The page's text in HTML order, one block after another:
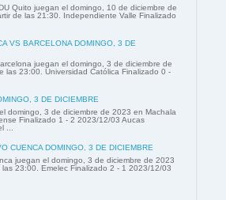
Quito juegan el domingo, 10 de diciembre de
de las 21:30. Independiente Valle Finalizado
VS BARCELONA DOMINGO, 3 DE
juegan el domingo, 3 de diciembre de
las 23:00. Universidad Católica Finalizado 0 -
3 DE DICIEMBRE
domingo, 3 de diciembre de 2023 en Machala
Finalizado 1 - 2 2023/12/03 Aucas
...
CUENCA DOMINGO, 3 DE DICIEMBRE
juegan el domingo, 3 de diciembre de 2023
23:00. Emelec Finalizado 2 - 1 2023/12/03